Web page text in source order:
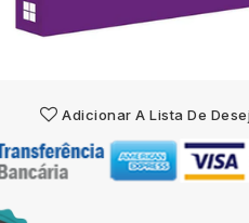
Adicionar A Lista De